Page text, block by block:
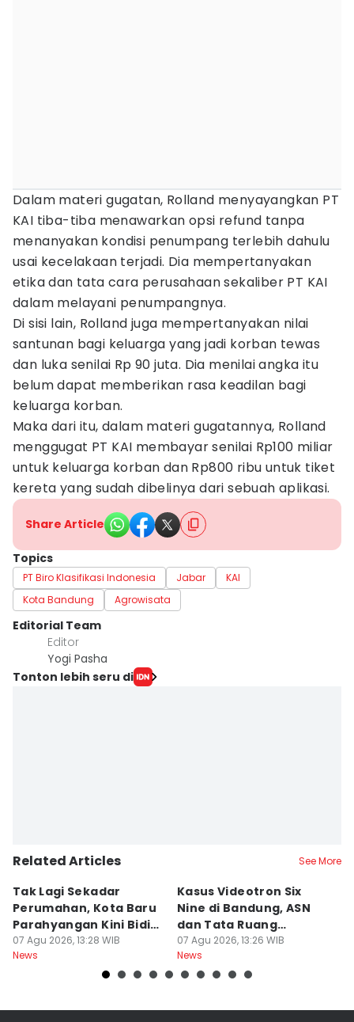
Dalam materi gugatan, Rolland menyayangkan PT
KAI tiba-tiba menawarkan opsi refund tanpa
menanyakan kondisi penumpang terlebih dahulu
usai kecelakaan terjadi. Dia mempertanyakan
etika dan tata cara perusahaan sekaliber PT KAI
dalam melayani penumpangnya.
Di sisi lain, Rolland juga mempertanyakan nilai
santunan bagi keluarga yang jadi korban tewas
dan luka senilai Rp 90 juta. Dia menilai angka itu
belum dapat memberikan rasa keadilan bagi
keluarga korban.
Maka dari itu, dalam materi gugatannya, Rolland
menggugat PT KAI membayar senilai Rp100 miliar
untuk keluarga korban dan Rp800 ribu untuk tiket
kereta yang sudah dibelinya dari sebuah aplikasi.
Share Article
Topics
PT Biro Klasifikasi Indonesia Jabar
KAI
Kota Bandung
Agrowisata
Editorial Team
Editor
Yogi Pasha
Tonton lebih seru di
Related Articles See More
Tak Lagi Sekadar
Perumahan, Kota Baru
Parahyangan Kini Bidik
Wisatawan
07 Agu 2026, 13:28 WIB
News
Kasus Videotron Six
Nine di Bandung, ASN
dan Tata Ruang
Diperiksa
07 Agu 2026, 13:26 WIB
News